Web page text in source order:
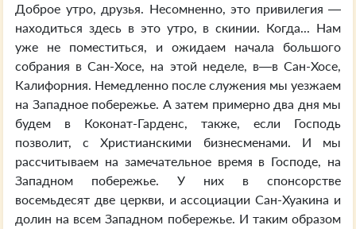
Доброе утро, друзья. Несомненно, это привилегия —
находиться здесь в это утро, в скинии. Когда... Нам
уже не поместиться, и ожидаем начала большого
собрания в Сан-Хосе, на этой неделе, в—в Сан-Хосе,
Калифорния. Немедленно после служения мы уезжаем
на Западное побережье. А затем примерно два дня мы
будем в Коконат-Гарденс, также, если Господь
позволит, с Христианскими бизнесменами. И мы
рассчитываем на замечательное время в Господе, на
Западном побережье. У них в спонсорстве
восемьдесят две церкви, и ассоциации Сан-Хуакина и
долин на всем Западном побережье. И таким образом